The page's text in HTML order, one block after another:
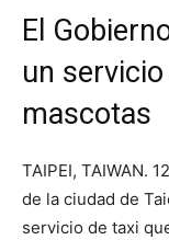
El
un
mascotas
TAIPEI, TAIWAN.
de la ciudad de
servicio de taxi